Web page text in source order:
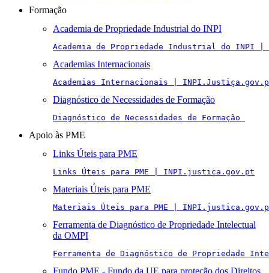
Formação
Academia de Propriedade Industrial do INPI
Academia de Propriedade Industrial do INPI
Academias Internacionais
Academias Internacionais |
Diagnóstico de Necessidades de Formação
Diagnóstico de Necessidades de Formação
Apoio às PME
Links Úteis para PME
Links Úteis para PME | INPI.justica.gov.pt
Materiais Úteis para PME
Materiais Úteis para PME |
Ferramenta de Diagnóstico de Propriedade Intelectual
da OMPI
Ferramenta de Diagnóstico de Propriedade
Fundo PME - Fundo da UE para proteção dos Direitos